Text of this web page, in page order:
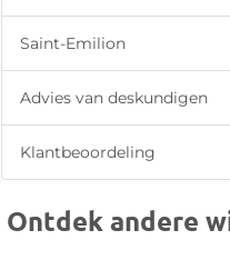
Saint-Emilion
Advies van deskundigen
Klantbeoordeling
Ontdek andere